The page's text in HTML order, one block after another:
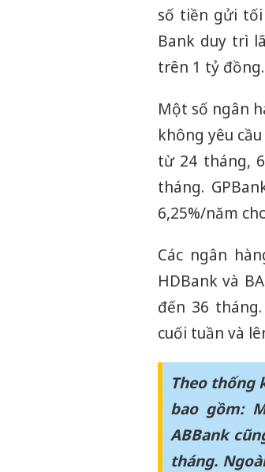
số tiền gửi tối
Bank duy trì
trên 1 tỷ đồng.
Một số ngân
không yêu
từ 24 tháng,
tháng.
6,25%/năm
Các ngân
HDBank và
đến 36
cuối tuần và
Theo thống
bao gồm:
ABBank
tháng.